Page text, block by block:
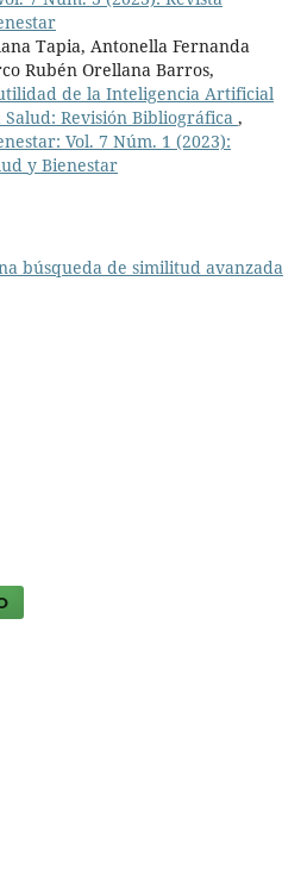
Tapia, Antonella Fernanda
Rubén Orellana Barros,
de la Inteligencia Artificial
Salud: Revisión Bibliográfica ,
Vol. 7 Núm. 1 (2023):
y Bienestar
búsqueda de similitud avanzada